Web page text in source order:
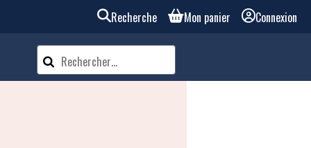
Recherche Mon panier Connexion